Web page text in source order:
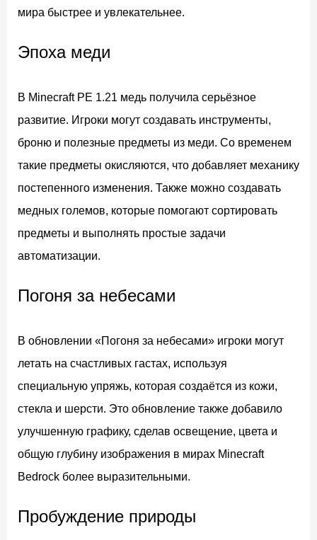
мира быстрее и увлекательнее.
Эпоха меди
В Minecraft PE 1.21 медь получила серьёзное
развитие. Игроки могут создавать инструменты,
броню и полезные предметы из меди. Со временем
такие предметы окисляются, что добавляет механику
постепенного изменения. Также можно создавать
медных големов, которые помогают сортировать
предметы и выполнять простые задачи
автоматизации.
Погоня за небесами
В обновлении «Погоня за небесами» игроки могут
летать на счастливых гастах, используя
специальную упряжь, которая создаётся из кожи,
стекла и шерсти. Это обновление также добавило
улучшенную графику, сделав освещение, цвета и
общую глубину изображения в мирах Minecraft
Bedrock более выразительными.
Пробуждение природы